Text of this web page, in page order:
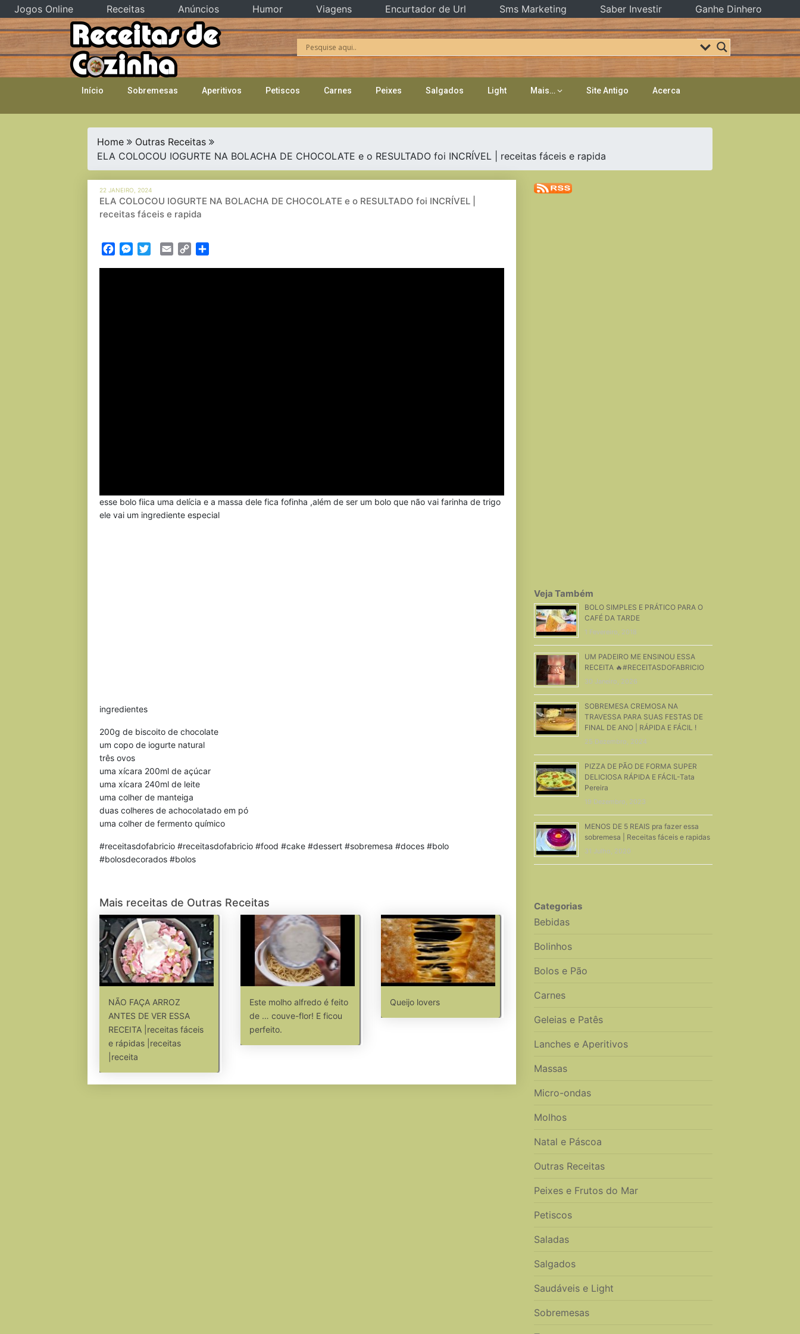
Skip
to
content
Início Sobremesas Aperitivos Petiscos Carnes Peixes Salgados Light Mais… Site Antigo Acerca
Home
Outras Receitas
ELA COLOCOU IOGURTE NA BOLACHA DE CHOCOLATE e o RESULTADO foi INCRÍVEL | receitas fáceis e rapida
22 JANEIRO, 2024
ELA COLOCOU IOGURTE NA BOLACHA DE CHOCOLATE e o RESULTADO foi INCRÍVEL |
receitas fáceis e rapida
FacebookMessenger
TwitterEmail Copy
esse bolo fiica uma delícia e a massa dele fica fofinha ,além de ser um bolo que não vai farinha de trigo
ele vai um ingrediente especial
ingredientes
200g de biscoito de chocolate
um copo de iogurte natural
três ovos
uma xícara 200ml de açúcar
uma xícara 240ml de leite
uma colher de manteiga
duas colheres de achocolatado em pó
uma colher de fermento químico
#receitasdofabricio #receitasdofabricio #food #cake #dessert #sobremesa #doces #bolo
#bolosdecorados #bolos
Mais receitas de Outras Receitas
NÃO FAÇA ARROZ
ANTES DE VER ESSA
RECEITA |receitas fáceis
e rápidas |receitas
|receita
Este molho alfredo é feito
de … couve-flor! E ficou
perfeito.
Queijo lovers
Veja Também
BOLO SIMPLES E PRÁTICO PARA O
CAFÉ DA TARDE
1 Fevereiro, 2018
UM PADEIRO ME ENSINOU ESSA
RECEITA 🔥#RECEITASDOFABRICIO
30 Janeiro, 2026
SOBREMESA CREMOSA NA
TRAVESSA PARA SUAS FESTAS DE
FINAL DE ANO | RÁPIDA E FÁCIL !
25 Dezembro, 2024
PIZZA DE PÃO DE FORMA SUPER
DELICIOSA RÁPIDA E FÁCIL-Tata
Pereira
19 Dezembro, 2023
MENOS DE 5 REAIS pra fazer essa
sobremesa | Receitas fáceis e rapidas
31 Julho, 2020
Categorias
Bebidas
Bolinhos
Bolos e Pão
Carnes
Geleias e Patês
Lanches e Aperitivos
Massas
Micro-ondas
Molhos
Natal e Páscoa
Outras Receitas
Peixes e Frutos do Mar
Petiscos
Saladas
Salgados
Saudáveis e Light
Sobremesas
Jogos Online Receitas Anúncios Humor Viagens Encurtador de Url Sms Marketing Saber Investir Ganhe Dinhero